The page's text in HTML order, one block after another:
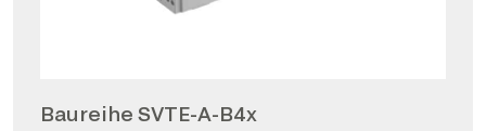
Baureihe SVTE-A-B4x